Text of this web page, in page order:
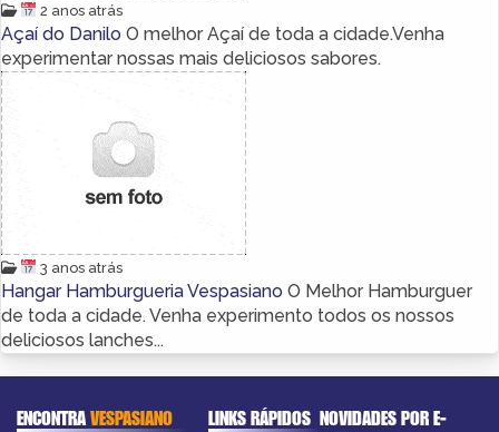
2 anos atrás
Açaí do Danilo O melhor Açaí de toda a cidade.Venha
experimentar nossas mais deliciosos sabores.
3 anos atrás
Hangar Hamburgueria Vespasiano O Melhor Hamburguer
de toda a cidade. Venha experimento todos os nossos
deliciosos lanches...
ENCONTRAVESPASIANO LINKS RÁPIDOS NOVIDADES POR E-